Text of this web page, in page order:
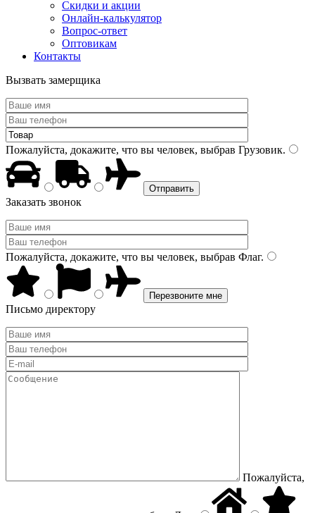
Скидки и акции
Онлайн-калькулятор
Вопрос-ответ
Оптовикам
Контакты
Вызвать замерщика
Пожалуйста, докажите, что вы человек, выбрав Грузовик.
Заказать звонок
Пожалуйста, докажите, что вы человек, выбрав Флаг.
Письмо директору
Пожалуйста,